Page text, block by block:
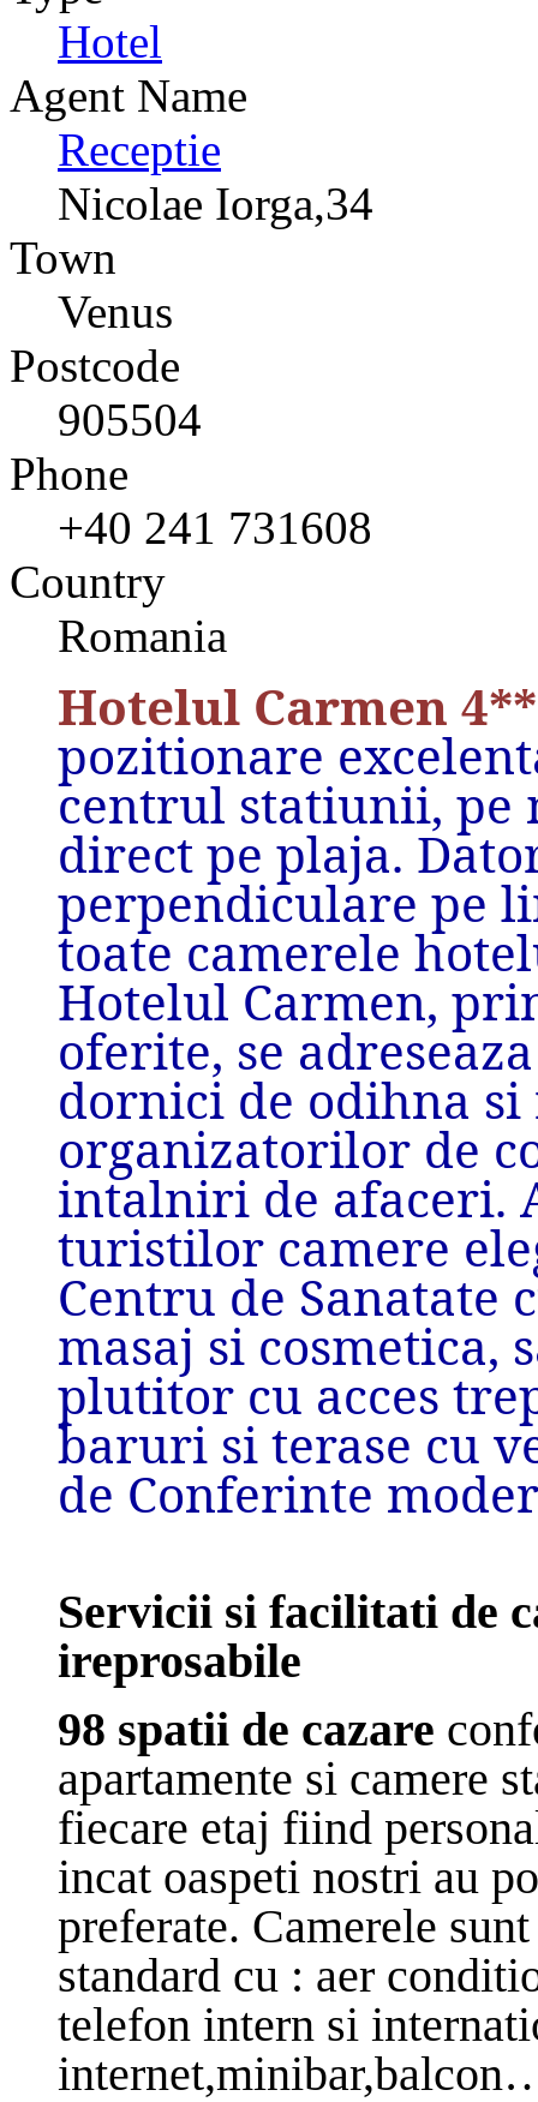
Hotel
Agent Name
Receptie
Nicolae Iorga,34
Town
Venus
Postcode
905504
Phone
+40 241 731608
Country
Romania
Hotelul Carmen
pozitionare
centrul statiunii, pe
direct pe plaja.
perpendiculare pe
toate camerele
Hotelul Carmen,
oferite, se
dornici de odihna
organizatorilor de
intalniri de afaceri.
turistilor camere
Centru de Sanatate
masaj si cosmetica,
plutitor cu acces
baruri si terase cu
de Conferinte
Servicii si facilitati de
ireprosabile
98 spatii de cazare
apartamente si camere
fiecare etaj fiind
incat oaspeti nostri au
preferate. Camerele
standard cu : aer
telefon intern si